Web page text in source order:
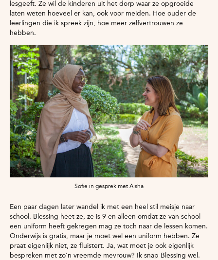
lesgeeft. Ze wil de kinderen uit het dorp waar ze opgroeide
laten weten hoeveel er kan, ook voor meiden. Hoe ouder de
leerlingen die ik spreek zijn, hoe meer zelfvertrouwen ze
hebben.
Sofie in gesprek met Aisha
Een paar dagen later wandel ik met een heel stil meisje naar
school. Blessing heet ze, ze is 9 en alleen omdat ze van school
een uniform heeft gekregen mag ze toch naar de lessen komen.
Onderwijs is gratis, maar je moet wel een uniform hebben. Ze
praat eigenlijk niet, ze fluistert. Ja, wat moet je ook eigenlijk
bespreken met zo’n vreemde mevrouw? Ik snap Blessing wel.